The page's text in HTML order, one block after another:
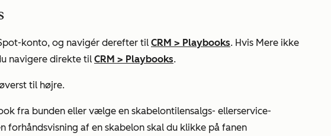
konto, og navigér derefter til CRM > Playbooks. Hvis Mere ikke
navigere direkte til CRM > Playbooks.
til højre.
fra bunden eller vælge en skabelontilensalgs- ellerservice-
forhåndsvisning af en skabelon skal du klikke på fanen